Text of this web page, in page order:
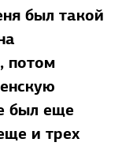
был такой
потом
был еще
и трех